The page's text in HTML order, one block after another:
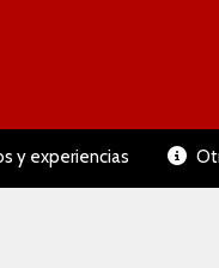
y experiencias